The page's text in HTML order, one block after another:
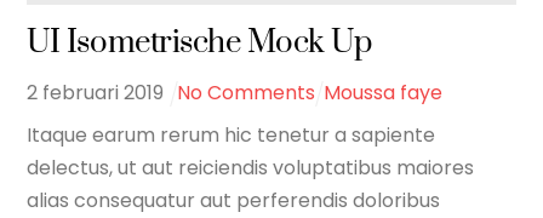
UI Isometrische Mock Up
2 februari 2019 No Comments Moussa faye
Itaque earum rerum hic tenetur a sapiente
delectus, ut aut reiciendis voluptatibus maiores
alias consequatur aut perferendis doloribus